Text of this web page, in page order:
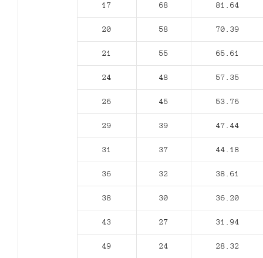
17 68 81.64
20 58 70.39
21 55 65.61
24 48 57.35
26 45 53.76
29 39 47.44
31 37 44.18
36 32 38.61
38 30 36.20
43 27 31.94
49 24 28.32